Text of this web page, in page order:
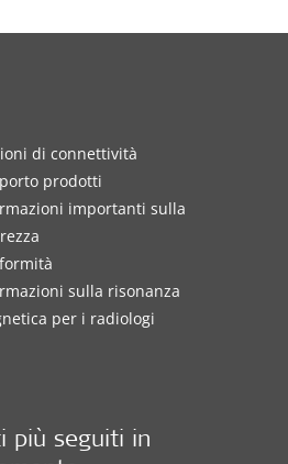
di connettività
prodotti
importanti sulla
sulla risonanza
per i radiologi
più seguiti in